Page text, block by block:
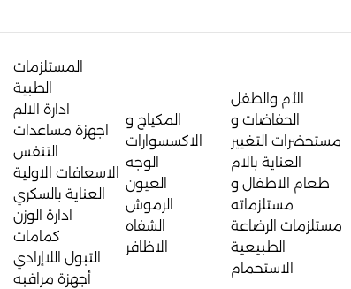
الأم والطفل
الحفاضات و
مستحضرات التغيير
العناية بالام
طعام الاطفال و
مستلزماته
مستلزمات الرضاعة
الطبيعية
الاستحمام
المكياج و
الاكسسوارات
الوجه
العيون
الرموش
الشفاه
الاظافر
المستلزمات
الطبية
ادارة الالم
اجهزة مساعدات
التنفس
الاسعافات الاولية
العناية بالسكري
ادارة الوزن
كمامات
التبول اللاإرادي
أجهزة مراقبه